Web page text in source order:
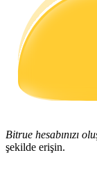
Nasıl kârlı
Bitrue hesabınızı
şekilde erişin.